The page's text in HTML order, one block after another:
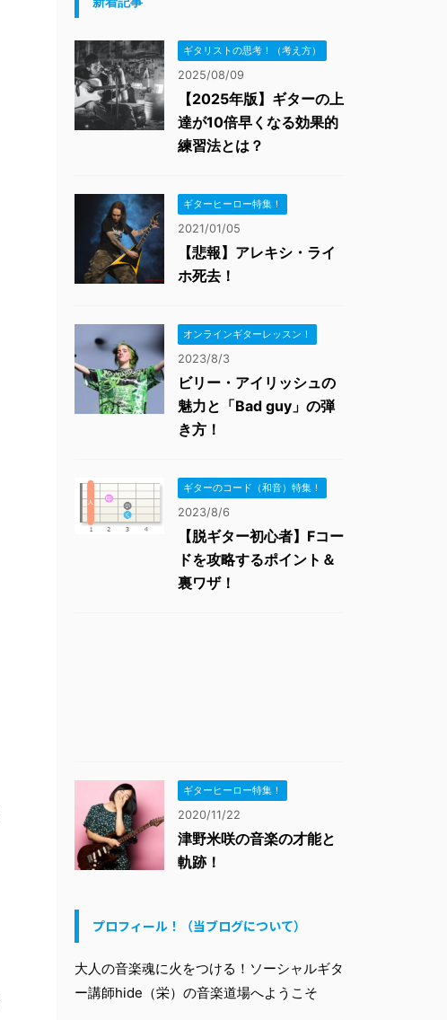
ギタリストの思考！（考え方）
2025/08/09
【2025年版】ギターの上
達が10倍早くなる効果的
練習法とは？
ギターヒーロー特集！
2021/01/05
【悲報】アレキシ・ライ
ホ死去！
オンラインギターレッスン！
2023/8/3
ビリー・アイリッシュの
魅力と「Bad guy」の弾
き方！
ギターのコード（和音）特集！
2023/8/6
【脱ギター初心者】Fコー
ドを攻略するポイント＆
裏ワザ！
ギターヒーロー特集！
2020/11/22
津野米咲の音楽の才能と
軌跡！
プロフィール！（当ブログについて）
大人の音楽魂に火をつける！ソーシャルギタ
ー講師hide（栄）の音楽道場へようこそ